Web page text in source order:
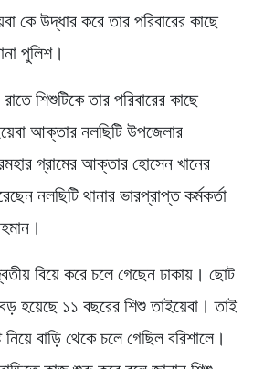
কে উদ্ধার করে তার পরিবারের কাছে
পুলিশ।
শিশুটিকে তার পরিবারের কাছে
আক্তার নলছিটি উপজেলার
গ্রামের আক্তার হোসেন খানের
নলছিটি থানার ভারপ্রাপ্ত কর্মকর্তা
বিয়ে করে চলে গেছেন ঢাকায়। ছোট
বড় হয়েছে ১১ বছরের শিশু তাইয়েবা। তাই
নিয়ে বাড়ি থেকে চলে গেছিল বরিশালে।